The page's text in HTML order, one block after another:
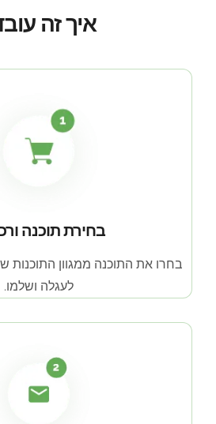
איך זה
בחירת תוכנה
בחרו את התוכנה ממגוון התוכנות
לעגלה ושלמו.